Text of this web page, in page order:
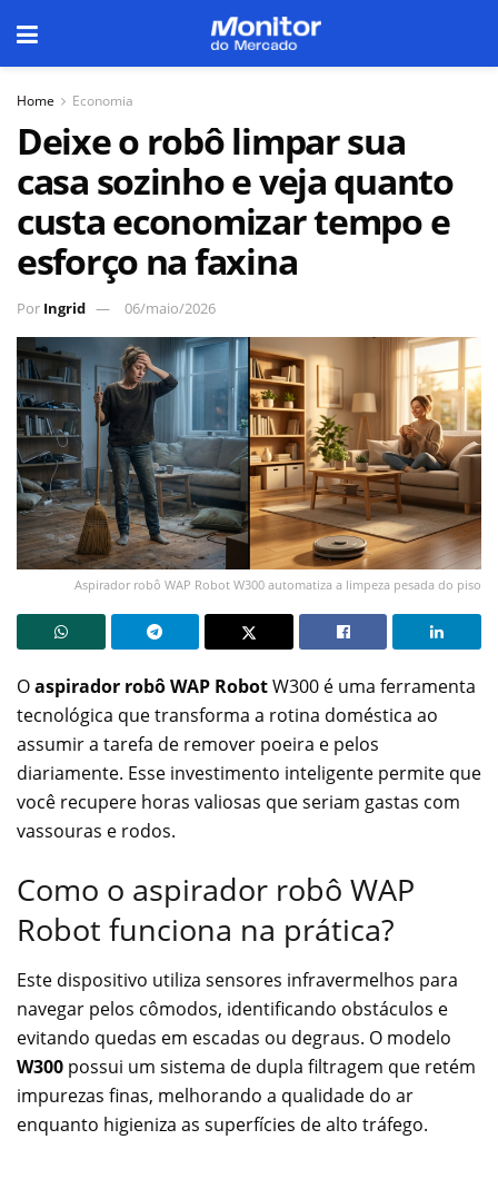
Home Economia
Deixe o robô limpar sua
casa sozinho e veja quanto
custa economizar tempo e
esforço na faxina
Por Ingrid 06/maio/2026
Aspirador robô WAP Robot W300 automatiza a limpeza pesada do piso
Oaspirador robô WAP RobotW300 é uma ferramenta
tecnológica que transforma a rotina doméstica ao
assumir a tarefa de remover poeira e pelos
diariamente. Esse investimento inteligente permite que
você recupere horas valiosas que seriam gastas com
vassouras e rodos.
Como o aspirador robô WAP
Robot funciona na prática?
Este dispositivo utiliza sensores infravermelhos para
navegar pelos cômodos, identificando obstáculos e
evitando quedas em escadas ou degraus. O modelo
W300 possui um sistema de dupla filtragem que retém
impurezas finas, melhorando a qualidade do ar
enquanto higieniza as superfícies de alto tráfego.